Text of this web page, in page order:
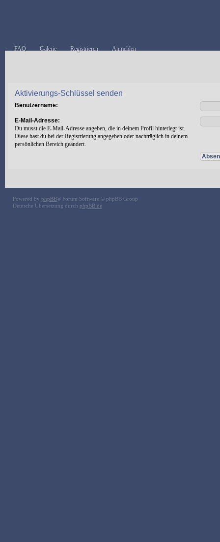
FAQ Galerie Registrieren Anmelden
Aktivierungs-Schlüssel senden
Benutzername:
E-Mail-Adresse:
Du musst die E-Mail-Adresse angeben, die in deinem Profil hinterlegt ist.
Diese hast du bei der Registrierung angegeben oder nachträglich in deinem
persönlichen Bereich geändert.
Powered by phpBB® Forum Software © phpBB Group
Deutsche Übersetzung durch phpBB.de